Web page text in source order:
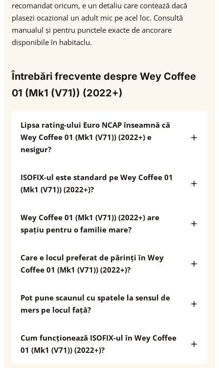
recomandat oricum, e un detaliu care contează dacă
plasezi ocazional un adult mic pe acel loc. Consultă
manualul și pentru punctele exacte de ancorare
disponibile în habitaclu.
Întrebări frecvente despre Wey Coffee
01 (Mk1 (V71)) (2022+)
Lipsa rating-ului Euro NCAP înseamnă că
Wey Coffee 01 (Mk1 (V71)) (2022+) e
nesigur?
ISOFIX-ul este standard pe Wey Coffee 01
(Mk1 (V71)) (2022+)?
Wey Coffee 01 (Mk1 (V71)) (2022+) are
spațiu pentru o familie mare?
Care e locul preferat de părinți în Wey
Coffee 01 (Mk1 (V71)) (2022+)?
Pot pune scaunul cu spatele la sensul de
mers pe locul față?
Cum funcționează ISOFIX-ul în Wey Coffee
01 (Mk1 (V71)) (2022+)?